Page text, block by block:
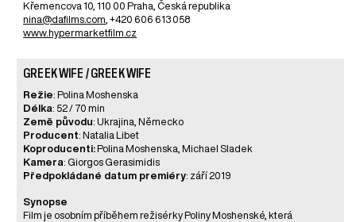
Křemencova 10, 110 00 Praha, Česká republika
nina@dafilms.com , +420 606 613 058
www.hypermarketfilm.cz
GREEK WIFE / GREEK WIFE
Režie: Polina Moshenska
Délka: 52 / 70 min
Země původu: Ukrajina, Německo
Producent: Natalia Libet
Koproducenti: Polina Moshenska, Michael Sladek
Kamera: Giorgos Gerasimidis
Předpokládané datum premiéry: září 2019
Synopse
Film je osobním příběhem režisérky Poliny Moshenské, která